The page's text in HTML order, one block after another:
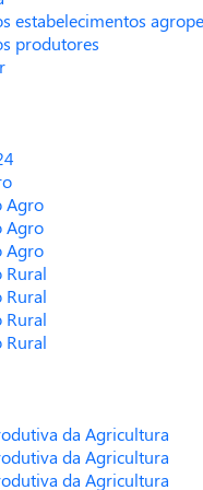
estabelecimentos
produtores
Agro
Agro
Agro
Rural
Rural
Rural
Rural
da Agricultura
da Agricultura
da Agricultura